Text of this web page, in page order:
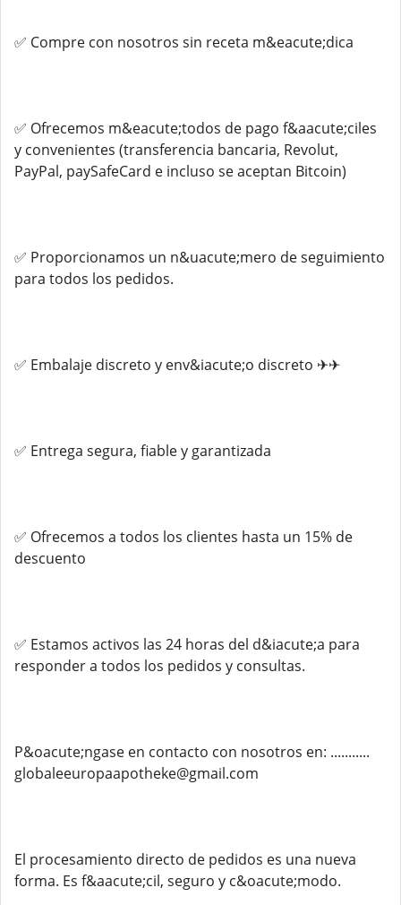
✅ Compre con nosotros sin receta m&eacute;dica
✅ Ofrecemos m&eacute;todos de pago f&aacute;ciles
y convenientes (transferencia bancaria, Revolut,
PayPal, paySafeCard e incluso se aceptan Bitcoin)
✅ Proporcionamos un n&uacute;mero de seguimiento
para todos los pedidos.
✅ Embalaje discreto y env&iacute;o discreto ✈✈
✅ Entrega segura, fiable y garantizada
✅ Ofrecemos a todos los clientes hasta un 15% de
descuento
✅ Estamos activos las 24 horas del d&iacute;a para
responder a todos los pedidos y consultas.
P&oacute;ngase en contacto con nosotros en: ...........
globaleeuropaapotheke@gmail.com
El procesamiento directo de pedidos es una nueva
forma. Es f&aacute;cil, seguro y c&oacute;modo.